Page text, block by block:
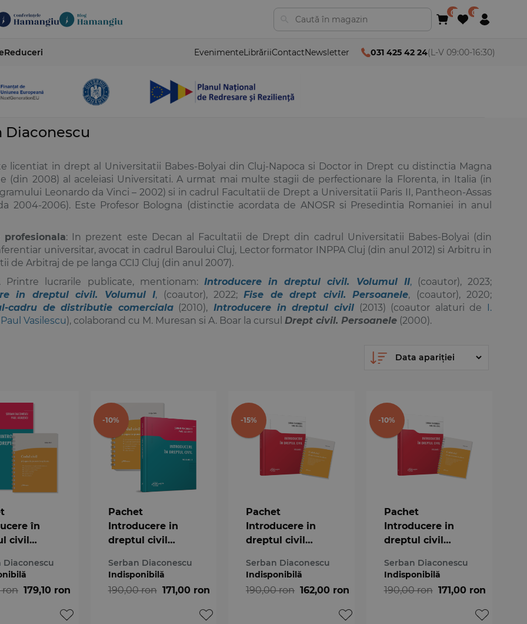
Reduceri EvenimenteLibrăriiContactNewsletter 031 425 42 24(L-V 09:00-16:30)
Diaconescu
licentiat in drept al Universitatii Babes-Bolyai din Cluj-Napoca si Doctor in Drept cu distinctia Magna
(din 2008) al aceleiasi Universitati. A urmat mai multe stagii de perfectionare la Florenta, in Italia (in
Leonardo da Vinci – 2002) si in cadrul Facultatii de Drept a Universitatii Paris II, Pantheon-Assas
2004-2006). Este Profesor Bologna (distinctie acordata de ANOSR si Presedintia Romaniei in anul
: In prezent este Decan al Facultatii de Drept din cadrul Universitatii Babes-Bolyai (din
universitar, avocat in cadrul Baroului Cluj, Lector formator INPPA Cluj (din anul 2012) si Arbitru in
de Arbitraj de pe langa CCIJ Cluj (din anul 2007).
. Printre lucrarile publicate, mentionam: Introducere in dreptul civil. Volumul II,(coautor), 2023;
in dreptul civil. Volumul I, (coautor), 2022;Fise de drept civil. Persoanele, (coautor), 2020;
cadru de distributie comerciala(2010), Introducere in dreptul civil(2013) (coautor alaturi de
I.
Paul Vasilescu), colaborand cu M. Muresan si A. Boar la cursul Drept civil. Persoanele (2000).
în
civil
Diaconescu
ron 179,10 ron
-10%
Pachet
Introducere in
dreptul civil
Serban Diaconescu
Indisponibilă
190,00 ron 171,00 ron
-15%
Pachet
Introducere in
dreptul civil
Serban Diaconescu
Indisponibilă
190,00 ron 162,00 ron
-10%
Pachet
Introducere in
dreptul civil
Serban Diaconescu
Indisponibilă
190,00 ron 171,00 ron